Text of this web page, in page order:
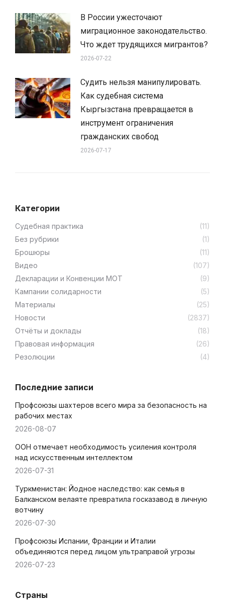
В России ужесточают
миграционное законодательство.
Что ждет трудящихся мигрантов?
2026-07-22
Судить нельзя манипулировать.
Как судебная система
Кыргызстана превращается в
инструмент ограничения
гражданских свобод
2026-07-17
Категории
Cудебная практика
(11)
Без рубрики
(1)
Брошюры
(11)
Видео
(107)
Декларации и Конвенции МОТ
(9)
Кампании солидарности
(5)
Материалы
(25)
Новости
(2837)
Отчёты и доклады
(18)
Правовая информация
(26)
Резолюции
(4)
Последние записи
Профсоюзы шахтеров всего мира за безопасность на
рабочих местах
2026-08-07
ООН отмечает необходимость усиления контроля
над искусственным интеллектом
2026-07-31
Туркменистан: Йодное наследство: как семья в
Балканском велаяте превратила госказавод в личную
вотчину
2026-07-30
Профсоюзы Испании, Франции и Италии
объединяются перед лицом ультраправой угрозы
2026-07-23
Страны